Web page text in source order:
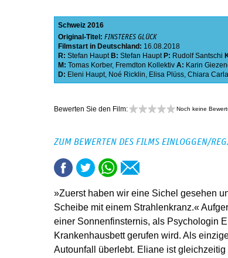
Schweiz 2016
Original-Titel: FINSTERES GLÜCK
Filmstart in Deutschland: 16.08.2018
R: Stefan Haupt B: Stefan Haupt P: Rudolf Santschi
M: Tomas Korber, Fremdton Kollektiv A: Karin
D: Eleni Haupt, Noé Ricklin, Elisa Plüss, Chiara
Bewerten Sie den Film: Noch keine
ZUM BEWERTEN DES FILMS EINLOGGEN/
»Zuerst haben wir eine Sichel gesehen
Scheibe mit einem Strahlenkranz.«
einer Sonnenfinsternis, als Psychologin
Krankenhausbett gerufen wird. Als
Autounfall überlebt. Eliane ist